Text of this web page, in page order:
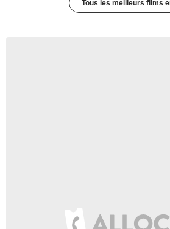
Tous les meilleurs films